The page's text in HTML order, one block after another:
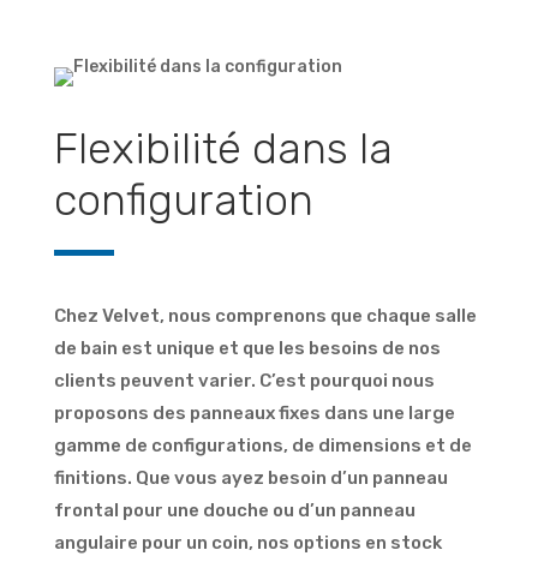
Flexibilité dans la
configuration
Chez Velvet, nous comprenons que chaque salle
de bain est unique et que les besoins de nos
clients peuvent varier. C’est pourquoi nous
proposons des panneaux fixes dans une large
gamme de configurations, de dimensions et de
finitions. Que vous ayez besoin d’un panneau
frontal pour une douche ou d’un panneau
angulaire pour un coin, nos options en stock